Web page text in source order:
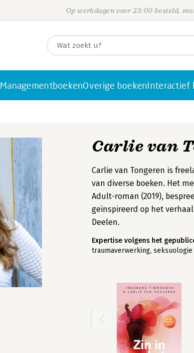
Op werkdagen voor 23:00 besteld,
ManagementboekenOverige boekenInteractief
Carlie van
Carlie van Tongeren is
van diverse boeken. Het
Adult-roman (2019),
geïnspireerd op het
Deelen.
Expertise volgens het
traumaverwerking, seksuologie